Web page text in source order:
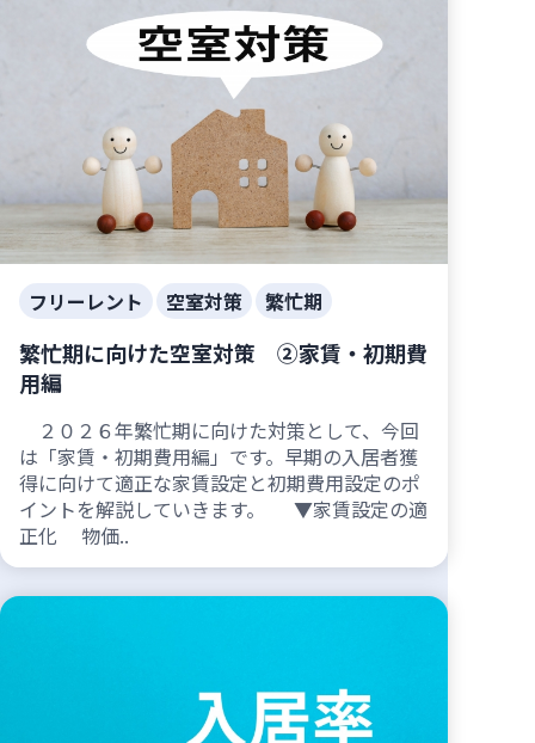
フリーレント 空室対策 繁忙期
繁忙期に向けた空室対策 ②家賃・初期費
用編
２０２６年繁忙期に向けた対策として、今回
は「家賃・初期費用編」です。早期の入居者獲
得に向けて適正な家賃設定と初期費用設定のポ
イントを解説していきます。 ▼家賃設定の適
正化 物価..